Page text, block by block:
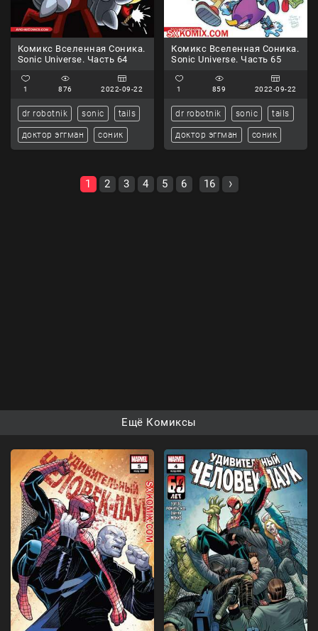
Комикс Вселенная Соника.
Sonic Universe. Часть 64
1 876 2022-09-22
dr robotnik sonic tails
доктор эггман соник
Комикс Вселенная Соника.
Sonic Universe. Часть 65
1 859 2022-09-22
dr robotnik sonic tails
доктор эггман соник
1 2 3 4 5 6 16
Ещё Комиксы